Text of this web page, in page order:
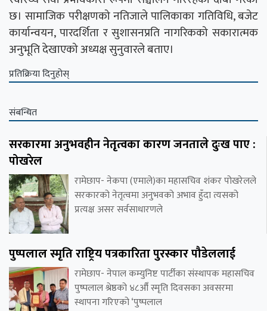
छ। सामाजिक परीक्षणको नतिजाले पालिकाका गतिविधि, बजेट
कार्यान्वयन, पारदर्शिता र सुशासनप्रति नागरिकको सकारात्मक
अनुभूति देखाएको अध्यक्ष सुनुवारले बताए।
प्रतिक्रिया दिनुहोस्
संबन्धित
सरकारमा अनुभवहीन नेतृत्वका कारण जनताले दुःख पाए :
पोखरेल
रामेछाप- नेकपा (एमाले)का महासचिव शंकर पोखरेलले
सरकारको नेतृत्वमा अनुभवको अभाव हुँदा त्यसको
प्रत्यक्ष असर सर्वसाधारणले
पुष्पलाल स्मृति राष्ट्रिय पत्रकारिता पुरस्कार पौडेललाई
रामेछाप- नेपाल कम्युनिष्ट पार्टीका संस्थापक महासचिव
पुष्पलाल श्रेष्ठको ४८औँ स्मृति दिवसका अवसरमा
स्थापना गरिएको ‘पुष्पलाल